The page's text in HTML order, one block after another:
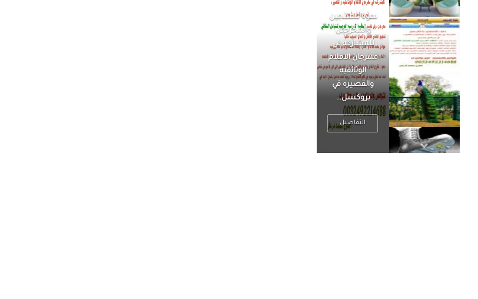
الرجل العظيم
يكون مطمئناً ،
يتحرر من القلق
، بينما الرجل
ضيق الأفق
فعادة ما يكون
متوتراً
التفاصيل